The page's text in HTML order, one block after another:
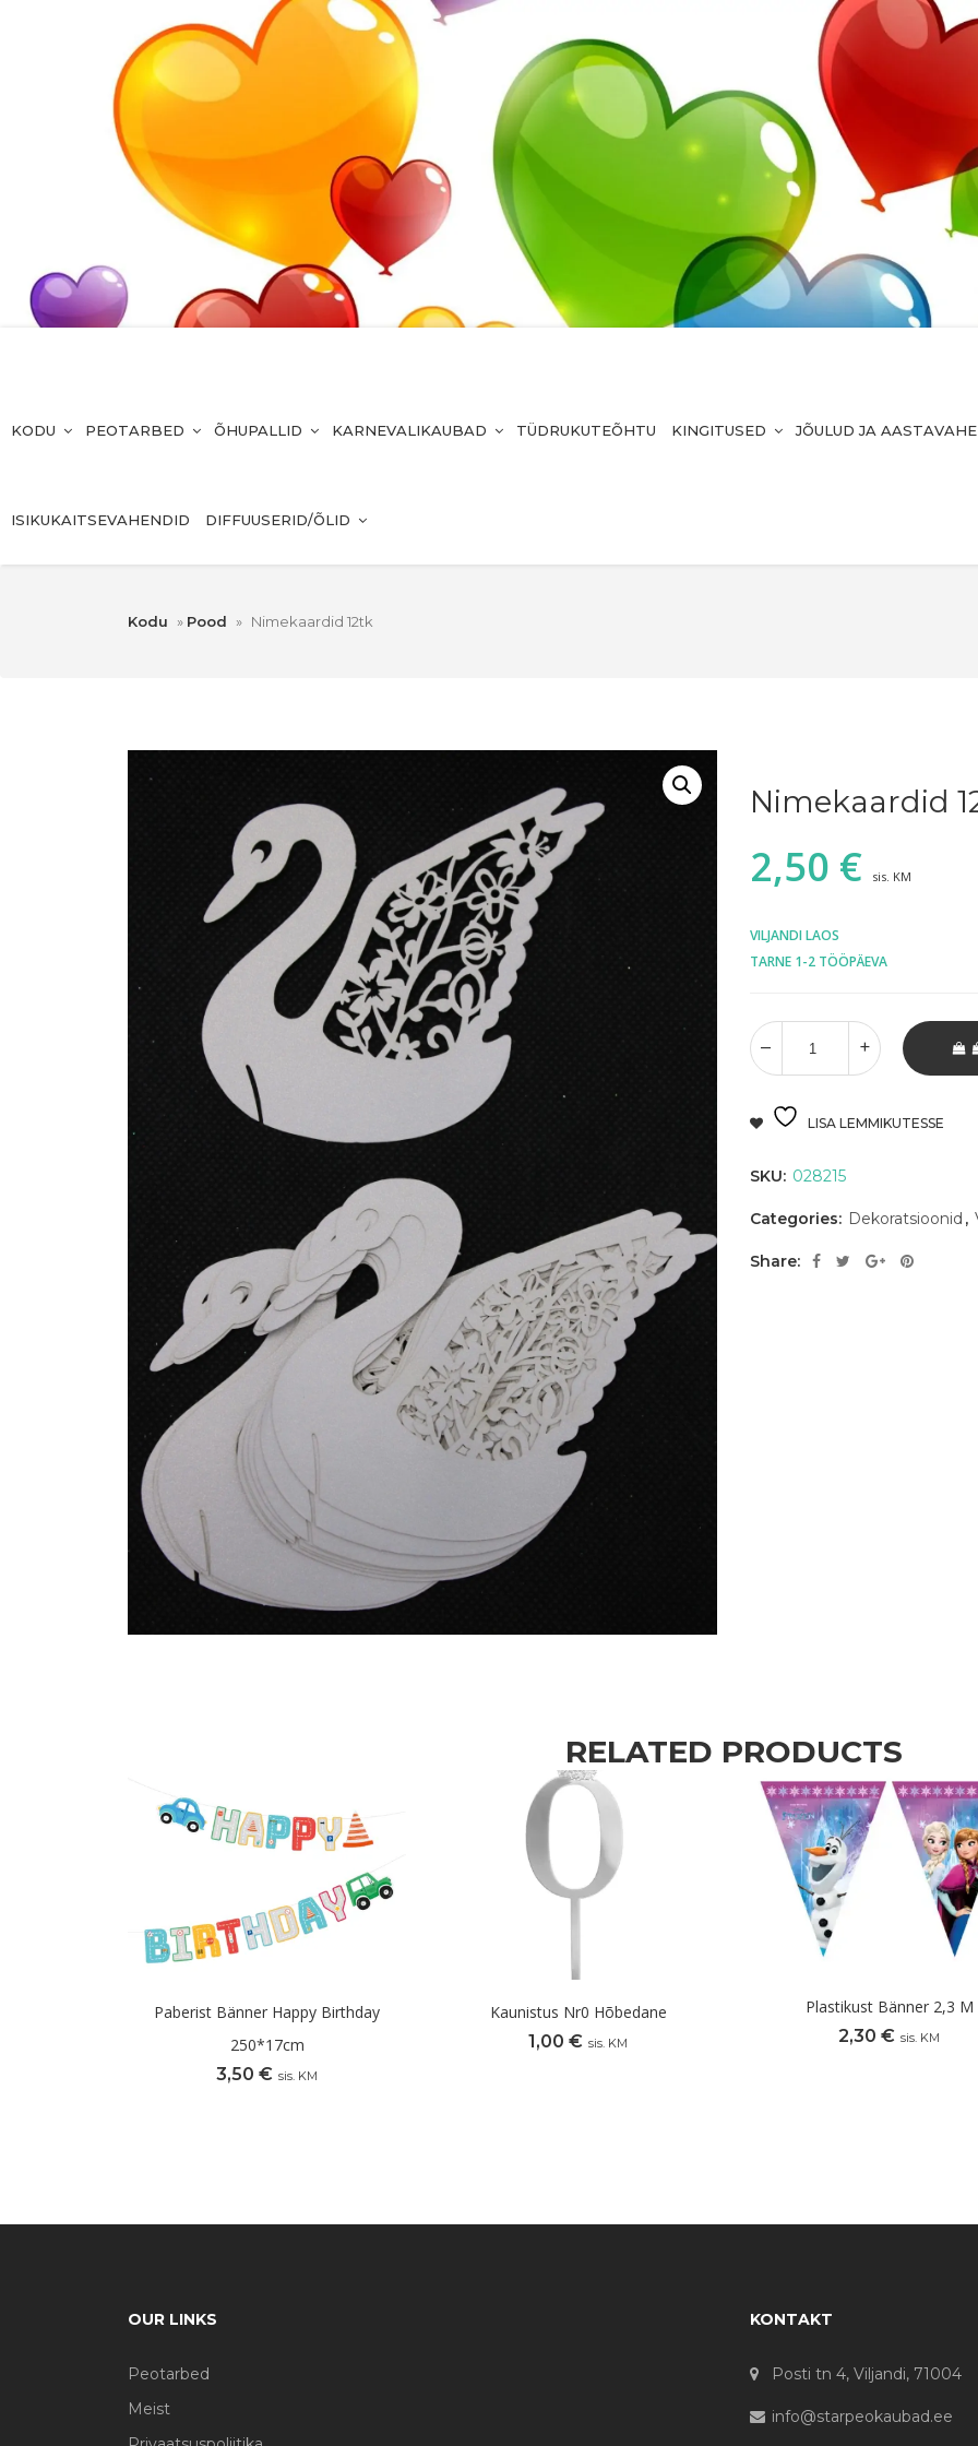
KODU PEOTARBED ÕHUPALLID KARNEVALIKAUBAD TÜDRUKUTEÕHTU KINGITUSED JÕULUD JA
ISIKUKAITSEVAHENDID DIFFUUSERID/ÕLID
Kodu » Pood » Nimekaardid 12tk
Nimekaardid
2,50 € sis. KM
VILJANDI LAOS
TARNE 1-2 TÖÖPÄEVA
LISA LEMMIKUTESSE
SKU: 028215
Categories: Dekoratsioonid ,
Share:
RELATED PRODUCTS
Paberist Bänner Happy Birthday
250*17cm
3,50 € sis. KM
Kaunistus Nr0 Hõbedane
1,00 € sis. KM
Plastikust Bänner 2,3 M
2,30 € sis. KM
OUR LINKS
Peotarbed
Meist
KONTAKT
Posti tn 4, Viljandi, 71004
info@starpeokaubad.ee